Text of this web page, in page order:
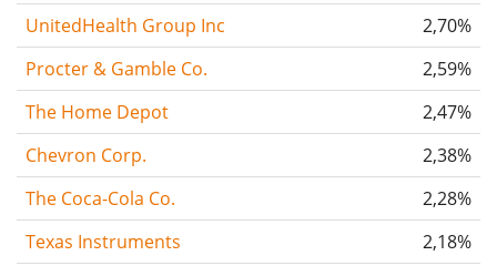
UnitedHealth Group Inc
2,70%
Procter & Gamble Co.
2,59%
The Home Depot
2,47%
Chevron Corp.
2,38%
The Coca-Cola Co.
2,28%
Texas Instruments
2,18%